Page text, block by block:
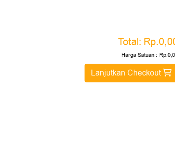
Total:
Harga Satuan :
Lanjutkan Checkout